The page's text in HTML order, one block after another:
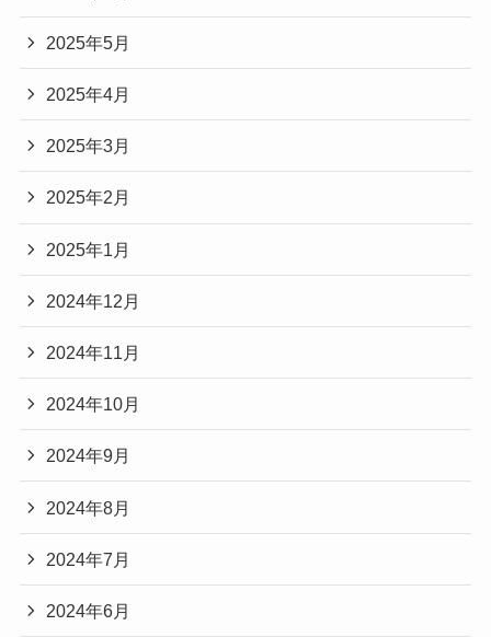
2025年5月
2025年4月
2025年3月
2025年2月
2025年1月
2024年12月
2024年11月
2024年10月
2024年9月
2024年8月
2024年7月
2024年6月